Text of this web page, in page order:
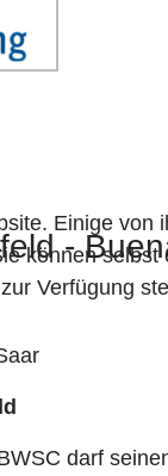
-
darf
Einige
können
Verfügung